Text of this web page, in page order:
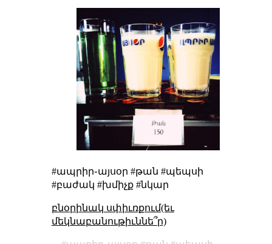
#ապրիր֊այսօր #թան #պեպսի
#բաժակ #խմիչք #նկար
բնօրինակ սփիւռքում(եւ
մեկնաբանութիւննե՞ր)